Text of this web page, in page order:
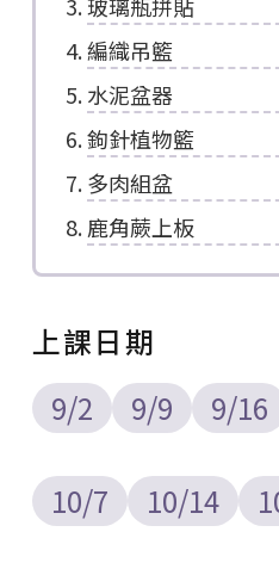
編織吊籃
水泥盆器
鉤針植物籃
多肉組盆
鹿角蕨上板
上課日期
9/2
9/9 9/16
10/7 10/14